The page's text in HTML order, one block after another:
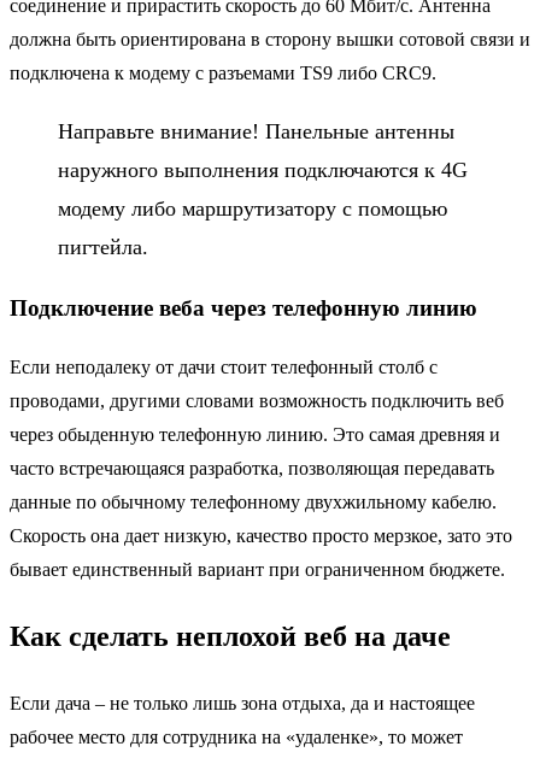
соединение и прирастить скорость до 60 Мбит/с. Антенна
должна быть ориентирована в сторону вышки сотовой связи и
подключена к модему с разъемами TS9 либо CRC9.
Направьте внимание! Панельные антенны
наружного выполнения подключаются к 4G
модему либо маршрутизатору с помощью
пигтейла.
Подключение веба через телефонную линию
Если неподалеку от дачи стоит телефонный столб с
проводами, другими словами возможность подключить веб
через обыденную телефонную линию. Это самая древняя и
часто встречающаяся разработка, позволяющая передавать
данные по обычному телефонному двухжильному кабелю.
Скорость она дает низкую, качество просто мерзкое, зато это
бывает единственный вариант при ограниченном бюджете.
Как сделать неплохой веб на даче
Если дача – не только лишь зона отдыха, да и настоящее
рабочее место для сотрудника на «удаленке», то может